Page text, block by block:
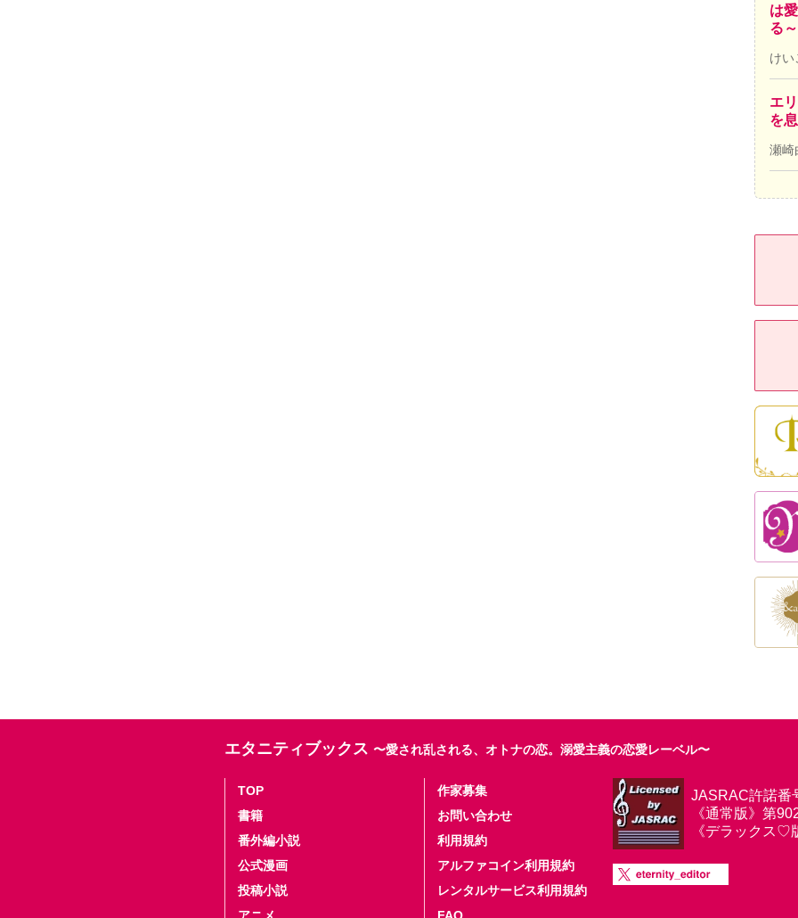
は
る～
けい
エ
を
瀬崎
エタニティブックス 〜愛され乱される、オトナの恋。溺愛主義の恋愛レーベル〜
TOP
書籍
番外編小説
公式漫画
投稿小説
作家募集
お問い合わせ
利用規約
アルファコイン利用規約
レンタルサービス利用規約
JASRAC許諾番
《通常版》第
《デラックス♡